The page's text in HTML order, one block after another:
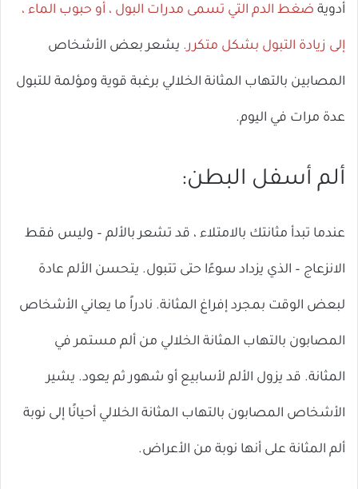
أدوية ضغط الدم التي تسمى مدرات البول ، أو حبوب الماء ،
إلى زيادة التبول بشكل متكرر. يشعر بعض الأشخاص
المصابين بالتهاب المثانة الخلالي برغبة قوية ومؤلمة للتبول
عدة مرات في اليوم.
ألم أسفل البطن:
عندما تبدأ مثانتك بالامتلاء ، قد تشعر بالألم – وليس فقط
الانزعاج – الذي يزداد سوءًا حتى تتبول. يتحسن الألم عادة
لبعض الوقت بمجرد إفراغ المثانة. نادراً ما يعاني الأشخاص
المصابون بالتهاب المثانة الخلالي من ألم مستمر في
المثانة. قد يزول الألم لأسابيع أو شهور ثم يعود. يشير
الأشخاص المصابون بالتهاب المثانة الخلالي أحيانًا إلى نوبة
ألم المثانة على أنها نوبة من الأعراض.